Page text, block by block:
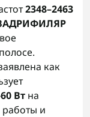
2348–2463
как
Вт на
и